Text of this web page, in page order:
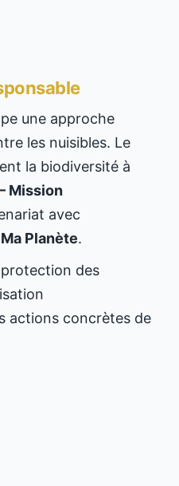
une approche
les nuisibles. Le
la biodiversité à
Mission
avec
Planète.
des
actions concrètes de